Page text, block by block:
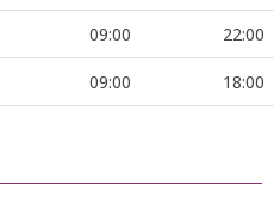
09:00 22:00
09:00 18:00